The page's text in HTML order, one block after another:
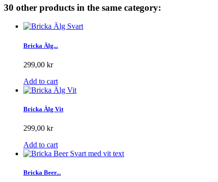
30 other products in the same category:
Bricka Älg...
299,00 kr
Add to cart
Bricka Älg Vit
299,00 kr
Add to cart
Bricka Beer...